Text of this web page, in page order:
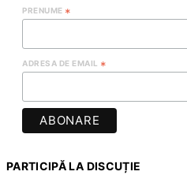
PRENUME *
ADRESA DE EMAIL *
PARTICIPĂ LA DISCUȚIE